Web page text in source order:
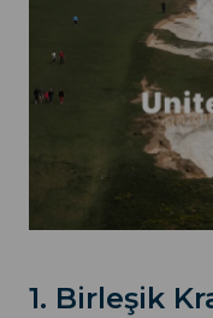
1. Birleşik